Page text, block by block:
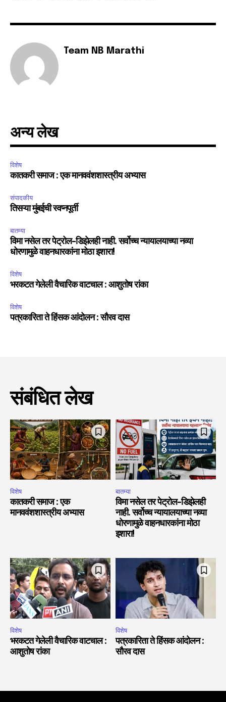
I've read and accept the
Fans
Team NB Marathi
अन्य लेख
विशेष
कातकरी समाज : एक मानववंशशास्त्रीय अभ्यास
संपादकीय
तिसऱ्या मुंबईची स्वप्नपूर्ती
बातम्या
विमा नसेल तर पेट्रोल-डिझेलही नाही. सर्वोच्च न्यायालयाच्या नव्या
धोरणामुळे वाहनधारकांना मोठा इशारा!
विशेष
भरकटत गेलेली वैचारिक वाटचाल : आशुतोष रांका
विशेष
पत्रकारिता ते हिंसक आंदोलन : सौरव दास
संबंधित लेख
विशेष
कातकरी समाज : एक
मानववंशशास्त्रीय अभ्यास
बातम्या
विमा नसेल तर पेट्रोल-डिझेलही
नाही. सर्वोच्च न्यायालयाच्या नव्या
धोरणामुळे वाहनधारकांना मोठा
इशारा!
विशेष
भरकटत गेलेली वैचारिक वाटचाल :
आशुतोष रांका
विशेष
पत्रकारिता ते हिंसक आंदोलन :
सौरव दास